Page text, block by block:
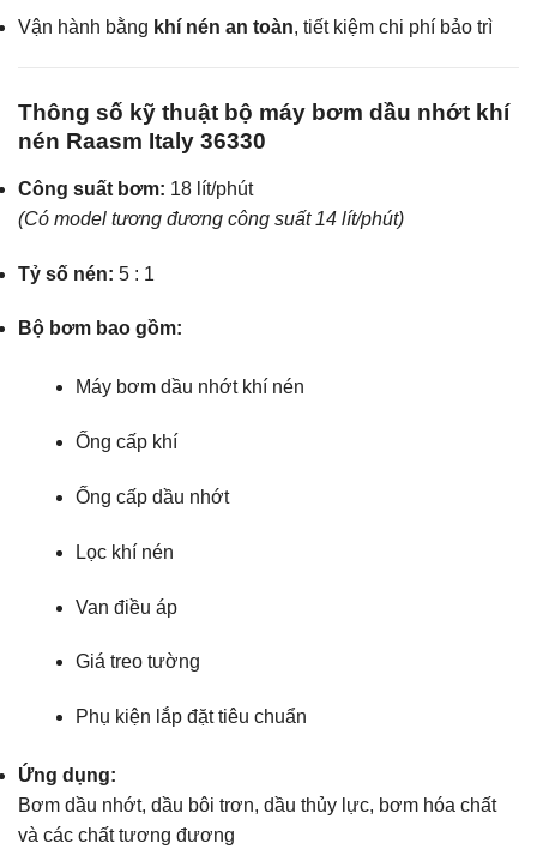
Vận hành bằng khí nén an toàn, tiết kiệm chi phí bảo trì
Thông số kỹ thuật bộ máy bơm dầu nhớt khí
nén Raasm Italy 36330
Công suất bơm: 18 lít/phút
(Có model tương đương công suất 14 lít/phút)
Tỷ số nén: 5 : 1
Bộ bơm bao gồm:
Máy bơm dầu nhớt khí nén
Ống cấp khí
Ống cấp dầu nhớt
Lọc khí nén
Van điều áp
Giá treo tường
Phụ kiện lắp đặt tiêu chuẩn
Ứng dụng:
Bơm dầu nhớt, dầu bôi trơn, dầu thủy lực, bơm hóa chất
và các chất tương đương